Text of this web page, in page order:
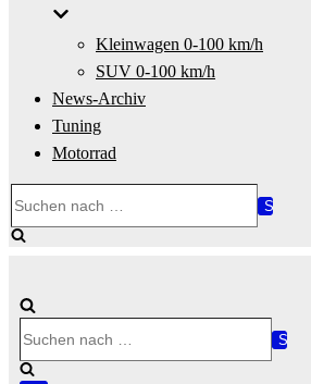
Kleinwagen 0-100 km/h
SUV 0-100 km/h
News-Archiv
Tuning
Motorrad
nach …
nach …